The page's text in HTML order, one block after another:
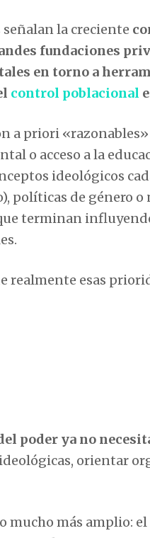
la creciente
fundaciones
en torno a
control poblacional
a priori
o acceso a la
ideológicos
políticas de género o
terminan
realmente esas
poder ya no
orientar
mucho más amplio: el